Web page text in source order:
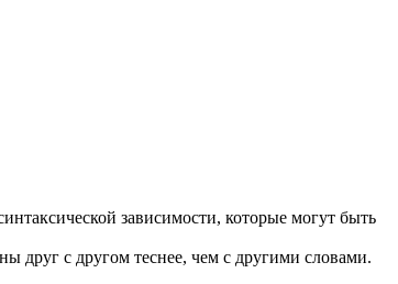
зависимости, которые могут быть
друг с другом теснее, чем с другими словами.